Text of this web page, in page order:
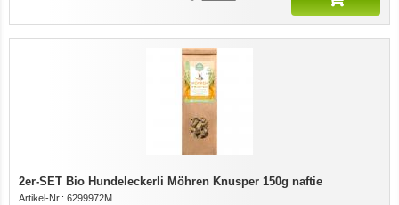
2er-SET Bio Hundeleckerli Möhren Knusper 150g naftie
Artikel-Nr.: 6299972M